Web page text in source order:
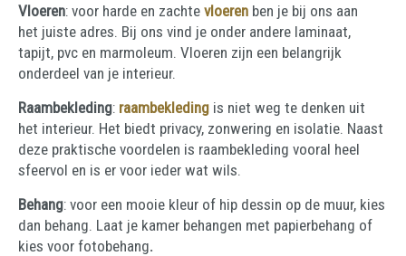
Vloeren: voor harde en zachte vloeren ben je bij ons aan
het juiste adres. Bij ons vind je onder andere laminaat,
tapijt, pvc en marmoleum. Vloeren zijn een belangrijk
onderdeel van je interieur.
Raambekleding: raambekleding is niet weg te denken uit
het interieur. Het biedt privacy, zonwering en isolatie. Naast
deze praktische voordelen is raambekleding vooral heel
sfeervol en is er voor ieder wat wils.
Behang: voor een mooie kleur of hip dessin op de muur, kies
dan behang. Laat je kamer behangen met papierbehang of
kies voor fotobehang.